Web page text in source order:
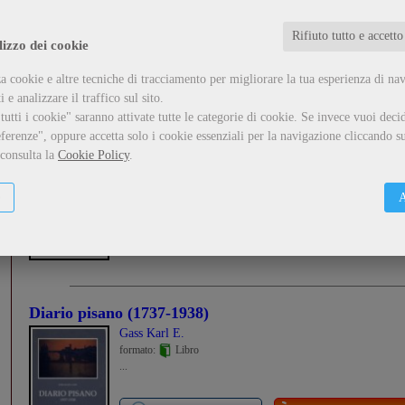
dei cookie
Rifiuto tutto e
cookie e altre tecniche di tracciamento per migliorare la tua esperienza di
e analizzare il traffico sul sito.
i cookie" saranno attivate tutte le categorie di cookie. Se invece vuoi
oppure accetta solo i cookie essenziali per la navigazione cliccando
la Cookie Policy.
I quartieri di Pisa: Sant'Antonio
Maci Ermanno
Diario pisano (1737-1938)
Gass Karl E.
formato:
Libro
...